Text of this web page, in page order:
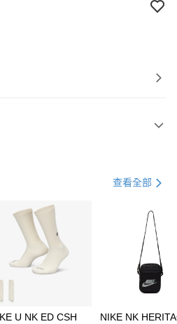
21家銀行
第一商業銀行
彰化商業銀行
查看全部
U NK ED CSH
NIKE NK